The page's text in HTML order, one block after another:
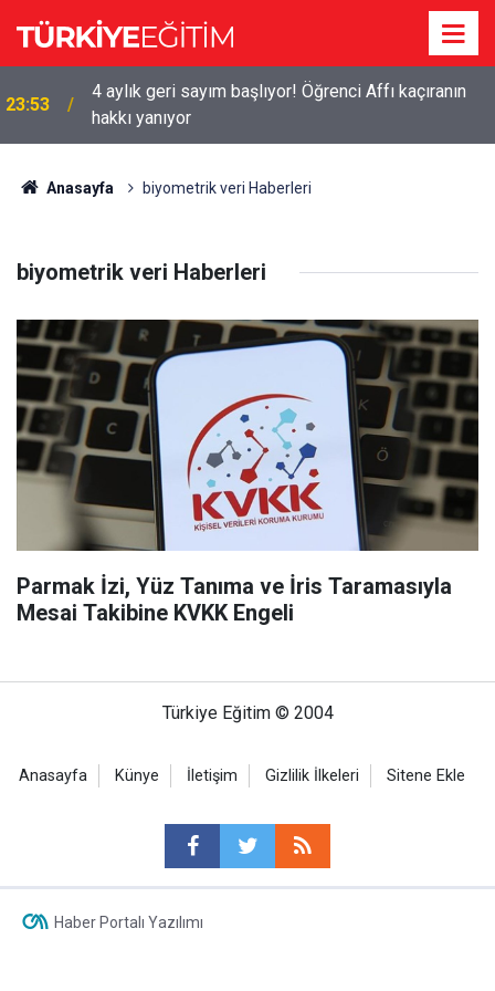
23:53
4 aylık geri sayım başlıyor! Öğrenci Affı kaçıranın
hakkı yanıyor
Anasayfa biyometrik veri Haberleri
biyometrik veri Haberleri
Parmak İzi, Yüz Tanıma ve İris Taramasıyla
Mesai Takibine KVKK Engeli
Türkiye Eğitim © 2004
Anasayfa Künye İletişim Gizlilik İlkeleri Sitene Ekle
Haber Portalı Yazılımı